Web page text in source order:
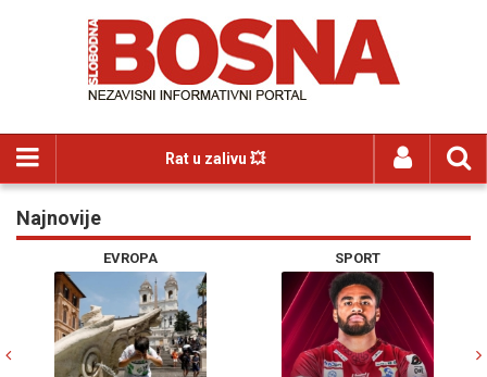
Rat u zalivu 💥
Najnovije
EVROPA SPORT